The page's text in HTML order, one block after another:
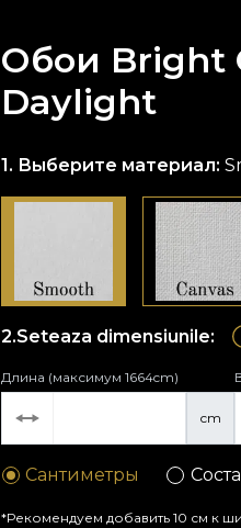
Обои Bright
Daylight
Выберите материал:
Seteaza dimensiunile:
cm
Длина (максимум 1664cm)
Сантиметры
*Рекомендуем добавить 10 см к